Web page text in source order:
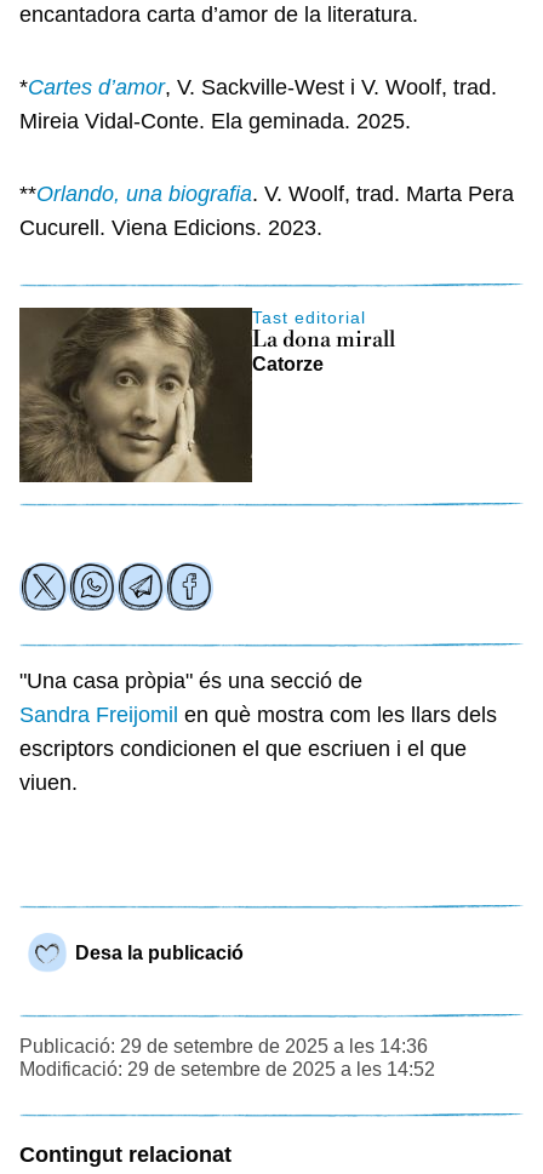
encantadora carta d’amor de la literatura.
*Cartes d’amor, V. Sackville-West i V. Woolf, trad.
Mireia Vidal-Conte. Ela geminada. 2025.
**Orlando, una biografia. V. Woolf, trad. Marta Pera
Cucurell. Viena Edicions. 2023.
Tast editorial
La dona mirall
Catorze
"Una casa pròpia" és una secció de
Sandra Freijomil en què mostra com les llars dels
escriptors condicionen el que escriuen i el que
viuen.
Desa la publicació
Publicació: 29 de setembre de 2025 a les 14:36
Modificació: 29 de setembre de 2025 a les 14:52
Contingut relacionat